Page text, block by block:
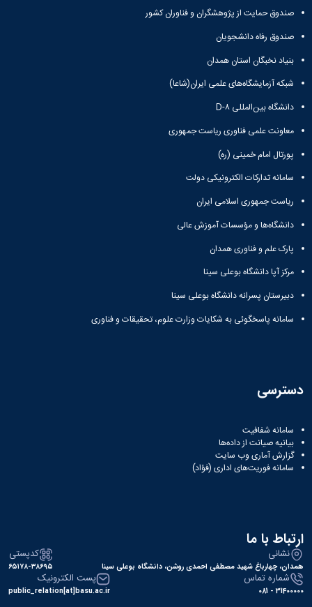
صندوق حمایت از پژوهشگران و فناوران کشور
صندوق رفاه دانشجویان
بنیاد نخبگان استان همدان
شبکه آزمایشگاه‌های علمی ایران(شاعا)
دانشگاه بین‌المللی D-۸
معاونت علمی فناوری ریاست جمهوری
پورتال امام خمینی (ره)
سامانه تدارکات الکترونیکی دولت
ریاست جمهوری اسلامی ایران
دانشگاه‌ها و مؤسسات آموزش عالی
پارک علم و فناوری همدان
مرکز آپا دانشگاه بوعلی سینا
دبیرستان پسرانه دانشگاه بوعلی سینا
سامانه پاسخگوئی به شکایات وزارت علوم، تحقیقات و فناوری
دسترسی
سامانه شفافیت
بیانیه صیانت از داده‌ها
گزارش آماری وب‌ سایت
سامانه فوریت‌های اداری (فؤاد)
ارتباط با ما
نشانی
همدان، چهارباغ شهید مصطفی احمدی روشن، دانشگاه بوعلی سینا
کدپستی
۶۵۱۷۸-۳۸۶۹۵
شماره تماس
31400000 - 081
پست الکترونیک
public_relation[at]basu.ac.ir